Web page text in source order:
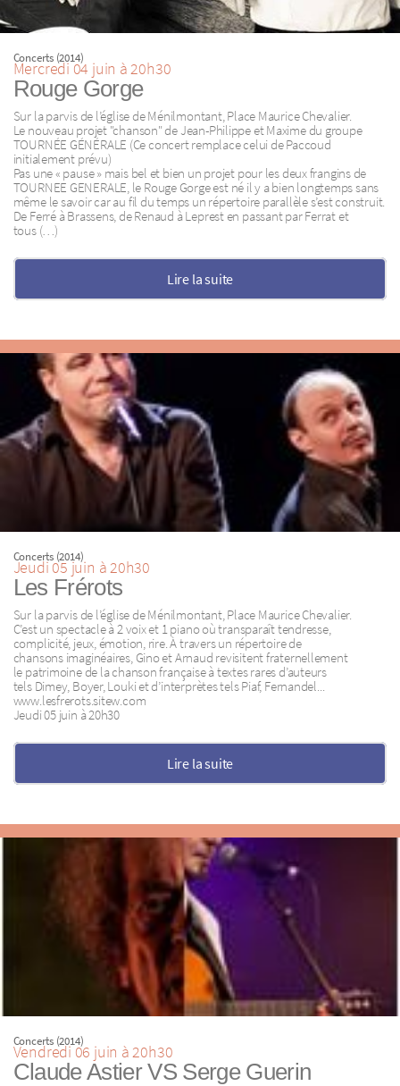
Concerts (2014)
Mercredi 04 juin à 20h30
Rouge Gorge
Sur la parvis de l’église de Ménilmontant, Place Maurice Chevalier.
Le nouveau projet "chanson" de Jean-Philippe et Maxime du groupe
TOURNÉE GÉNÉRALE (Ce concert remplace celui de Paccoud
initialement prévu)
Pas une « pause » mais bel et bien un projet pour les deux frangins de
TOURNEE GENERALE, le Rouge Gorge est né il y a bien longtemps sans
même le savoir car au fil du temps un répertoire parallèle s’est construit.
De Ferré à Brassens, de Renaud à Leprest en passant par Ferrat et
tous (…)
Lire la suite
Concerts (2014)
Jeudi 05 juin à 20h30
Les Frérots
Sur la parvis de l’église de Ménilmontant, Place Maurice Chevalier.
C’est un spectacle à 2 voix et 1 piano où transparaît tendresse,
complicité, jeux, émotion, rire. À travers un répertoire de
chansons imaginéaires, Gino et Arnaud revisitent fraternellement
le patrimoine de la chanson française à textes rares d’auteurs
tels Dimey, Boyer, Louki et d’interprètes tels Piaf, Fernandel...
www.lesfrerots.sitew.com
Jeudi 05 juin à 20h30
Lire la suite
Concerts (2014)
Vendredi 06 juin à 20h30
Claude Astier VS Serge Guerin